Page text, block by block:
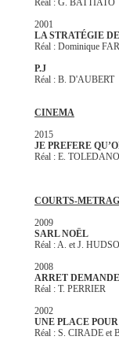
Réal : G. BATTIATO
2001
LA STRATÉGIE
Réal : Dominique
P.J
Réal : B. D'AUBERT
CINEMA
2015
JE PREFERE
Réal : E.
COURTS-
2009
SARL NOËL
Réal : A. et J.
2008
ARRET DEMANDE
Réal : T. PERRIER
2002
UNE PLACE
Réal : S. CIRADE et